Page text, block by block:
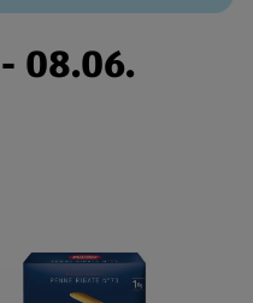
- 08.06.